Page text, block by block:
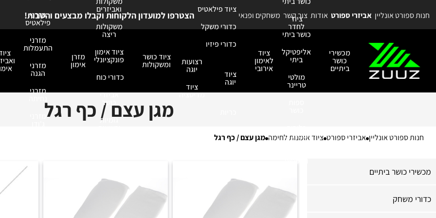
חנות ספורט אונליין אביזרי ספורט אודות צור קשר משחקים ופנאי הצטרפו למועדון הלקוחות וקבלו מבצעים והטבות!
מכשירי
כושר
ביתיים
ציוד
לחדר
כושר ביתי
אליפטיקל
ביתי
מולטי
טריינר
וסטנדים
ציוד
לאימון
אירובי
ציוד פילאטיס
כדורי משקל
כדורי פיזיו
ציוד
יוגה
רצועות
יוגה
ציוד
מדיטציה
ציוד כושר
ומשקולות
ואביזרים
משקולות
ריצה
ציוד אימון
פונקציונלי
כדורי כוח
אביזרי
כושר
גומיות
מזרן
אימון
מזרני
פילאטיס
מזרני
התעמלות
מזרני
הגנה
מזרני
מגן עצם / כף רגל
חנות ספורט אונליין אביזרי ספורט ציוד אומנות לחימה מגן עצם / כף רגל
מכשירי כושר ביתיים
כדורי משחק